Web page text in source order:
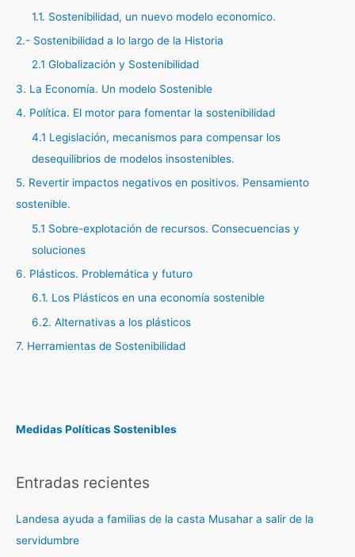
1.1. Sostenibilidad, un nuevo modelo economico.
2.- Sostenibilidad a lo largo de la Historia
2.1 Globalización y Sostenibilidad
3. La Economía. Un modelo Sostenible
4. Política. El motor para fomentar la sostenibilidad
4.1 Legislación, mecanismos para compensar los
desequilibrios de modelos insostenibles.
5. Revertir impactos negativos en positivos. Pensamiento
sostenible.
5.1 Sobre-explotación de recursos. Consecuencias y
soluciones
6. Plásticos. Problemática y futuro
6.1. Los Plásticos en una economía sostenible
6.2. Alternativas a los plásticos
7. Herramientas de Sostenibilidad
Medidas Políticas Sostenibles
Entradas recientes
Landesa ayuda a familias de la casta Musahar a salir de la
servidumbre